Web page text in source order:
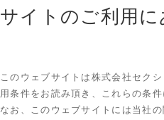
サイトのご利用に
このウェブサイトは株式会社セク
用条件をお読み頂き、これらの条
なお、このウェブサイトには当社